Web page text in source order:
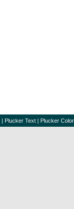
| Plucker Text | Plucker Color